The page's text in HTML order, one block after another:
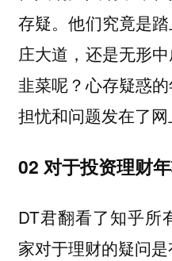
存疑。他们究竟是
庄大道，还是无形
韭菜呢？心存疑惑
担忧和问题发在了网
02 对于投资理财
DT君翻看了知乎所
家对于理财的疑问是